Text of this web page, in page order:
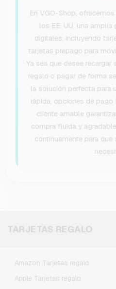
En VGO-Shop,
los EE. UU. una
digitales, incluyendo
tarjetas prepago para
Ya sea que desee
regalo o pagar de forma
la solución perfecta para
rápida, opciones de
cliente amable
compra fluida y
continuamente para
TARJETAS REGALO
Amazon Tarjetas regalo
Apple Tarjetas regalo